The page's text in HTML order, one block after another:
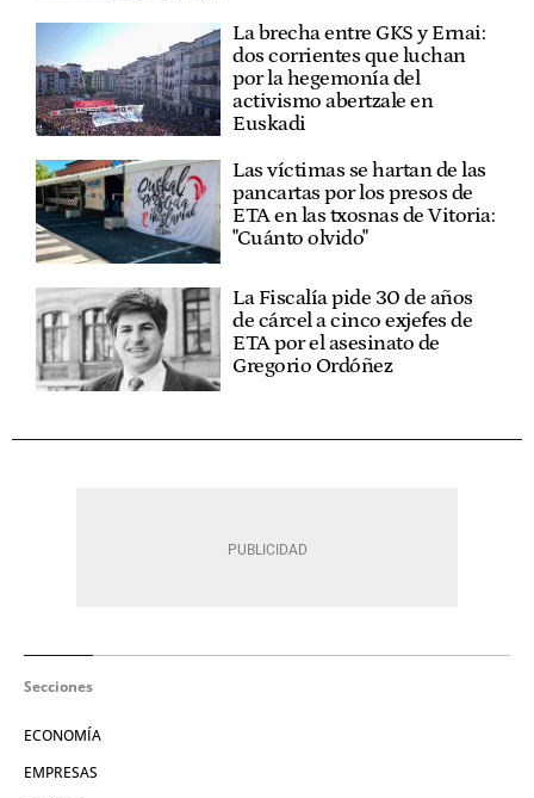
La brecha entre GKS y Ernai:
dos corrientes que luchan
por la hegemonía del
activismo abertzale en
Euskadi
Las víctimas se hartan de las
pancartas por los presos de
ETA en las txosnas de Vitoria:
"Cuánto olvido"
La Fiscalía pide 30 de años
de cárcel a cinco exjefes de
ETA por el asesinato de
Gregorio Ordóñez
Secciones
ECONOMÍA
EMPRESAS